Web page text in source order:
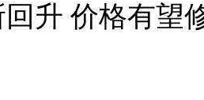
升 价格有望